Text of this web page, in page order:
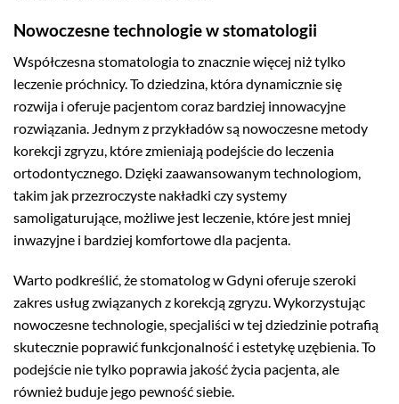
Nowoczesne technologie w stomatologii
Współczesna stomatologia to znacznie więcej niż tylko
leczenie próchnicy. To dziedzina, która dynamicznie się
rozwija i oferuje pacjentom coraz bardziej innowacyjne
rozwiązania. Jednym z przykładów są nowoczesne metody
korekcji zgryzu, które zmieniają podejście do leczenia
ortodontycznego. Dzięki zaawansowanym technologiom,
takim jak przezroczyste nakładki czy systemy
samoligaturujące, możliwe jest leczenie, które jest mniej
inwazyjne i bardziej komfortowe dla pacjenta.
Warto podkreślić, że stomatolog w Gdyni oferuje szeroki
zakres usług związanych z korekcją zgryzu. Wykorzystując
nowoczesne technologie, specjaliści w tej dziedzinie potrafią
skutecznie poprawić funkcjonalność i estetykę uzębienia. To
podejście nie tylko poprawia jakość życia pacjenta, ale
również buduje jego pewność siebie.